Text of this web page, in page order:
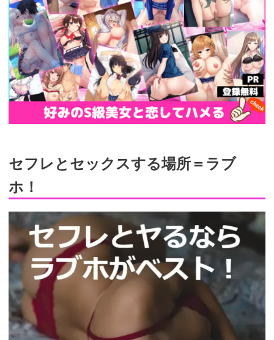
セフレとセックスする場所＝ラブ
ホ！